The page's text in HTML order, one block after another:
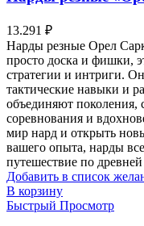
13.291 ₽
Нарды резные Орел
просто доска и фишки,
стратегии и интриги.
тактические навыки и
объединяют поколения,
соревнования и
мир нард и открыть
вашего опыта, нарды
путешествие по
Добавить в список
В корзину
Быстрый Просмотр